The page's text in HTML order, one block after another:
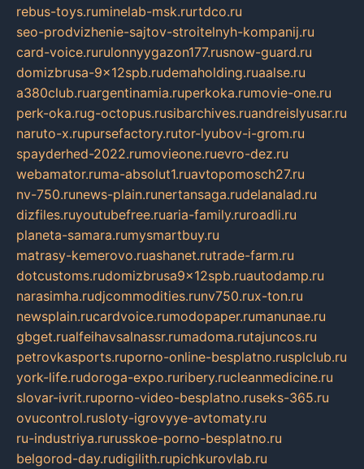
rebus-toys.ruminelab-msk.rurtdco.ru
seo-prodvizhenie-sajtov-stroitelnyh-kompanij.ru
card-voice.rurulonnyygazon177.rusnow-guard.ru
domizbrusa-9x12spb.rudemaholding.ruaalse.ru
a380club.ruargentinamia.ruperkoka.rumovie-one.ru
perk-oka.rug-octopus.rusibarchives.ruandreislyusar.ru
naruto-x.rupursefactory.rutor-lyubov-i-grom.ru
spayderhed-2022.rumovieone.ruevro-dez.ru
webamator.ruma-absolut1.ruavtopomosch27.ru
nv-750.runews-plain.runertansaga.rudelanalad.ru
dizfiles.ruyoutubefree.ruaria-family.ruroadli.ru
planeta-samara.rumysmartbuy.ru
matrasy-kemerovo.ruashanet.rutrade-farm.ru
dotcustoms.rudomizbrusa9x12spb.ruautodamp.ru
narasimha.rudjcommodities.runv750.rux-ton.ru
newsplain.rucardvoice.rumodopaper.rumanunae.ru
gbget.rualfeihavsalnassr.rumadoma.rutajuncos.ru
petrovkasports.ruporno-online-besplatno.rusplclub.ru
york-life.rudoroga-expo.ruribery.rucleanmedicine.ru
slovar-ivrit.ruporno-video-besplatno.ruseks-365.ru
ovucontrol.rusloty-igrovyye-avtomaty.ru
ru-industriya.rurusskoe-porno-besplatno.ru
belgorod-day.rudigilith.rupichkurovlab.ru